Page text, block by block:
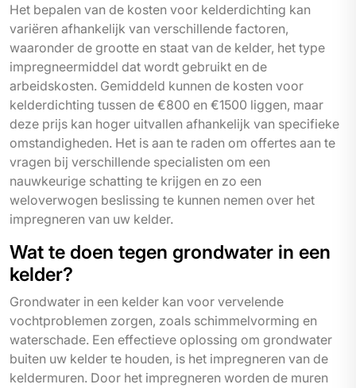
Het bepalen van de kosten voor kelderdichting kan
variëren afhankelijk van verschillende factoren,
waaronder de grootte en staat van de kelder, het type
impregneermiddel dat wordt gebruikt en de
arbeidskosten. Gemiddeld kunnen de kosten voor
kelderdichting tussen de €800 en €1500 liggen, maar
deze prijs kan hoger uitvallen afhankelijk van specifieke
omstandigheden. Het is aan te raden om offertes aan te
vragen bij verschillende specialisten om een
nauwkeurige schatting te krijgen en zo een
weloverwogen beslissing te kunnen nemen over het
impregneren van uw kelder.
Wat te doen tegen grondwater in een
kelder?
Grondwater in een kelder kan voor vervelende
vochtproblemen zorgen, zoals schimmelvorming en
waterschade. Een effectieve oplossing om grondwater
buiten uw kelder te houden, is het impregneren van de
keldermuren. Door het impregneren worden de muren